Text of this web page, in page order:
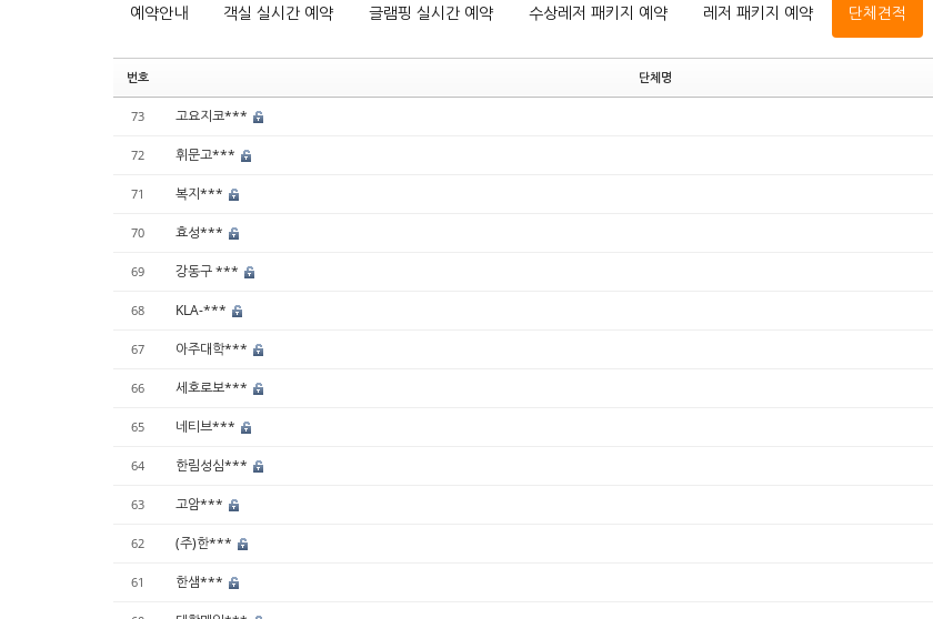
예약안내 객실 실시간 예약 글램핑 실시간 예약 수상레저 패키지 예약 레저 패키지 예약 단체견적
번호 단체명
73 고요지코***
72 휘문고***
71 복지***
70 효성***
69 강동구 ***
68 KLA-***
67 아주대학***
66 세호로보***
65 네티브***
64 한림성심***
63 고암***
62 (주)한***
61 한샘***